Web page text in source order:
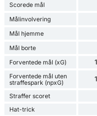
Scorede mål
Målinvolvering
Mål hjemme
Mål borte
Forventede mål (xG)
Forventede mål uten
straffespark (npxG)
Straffer scoret
Hat-trick